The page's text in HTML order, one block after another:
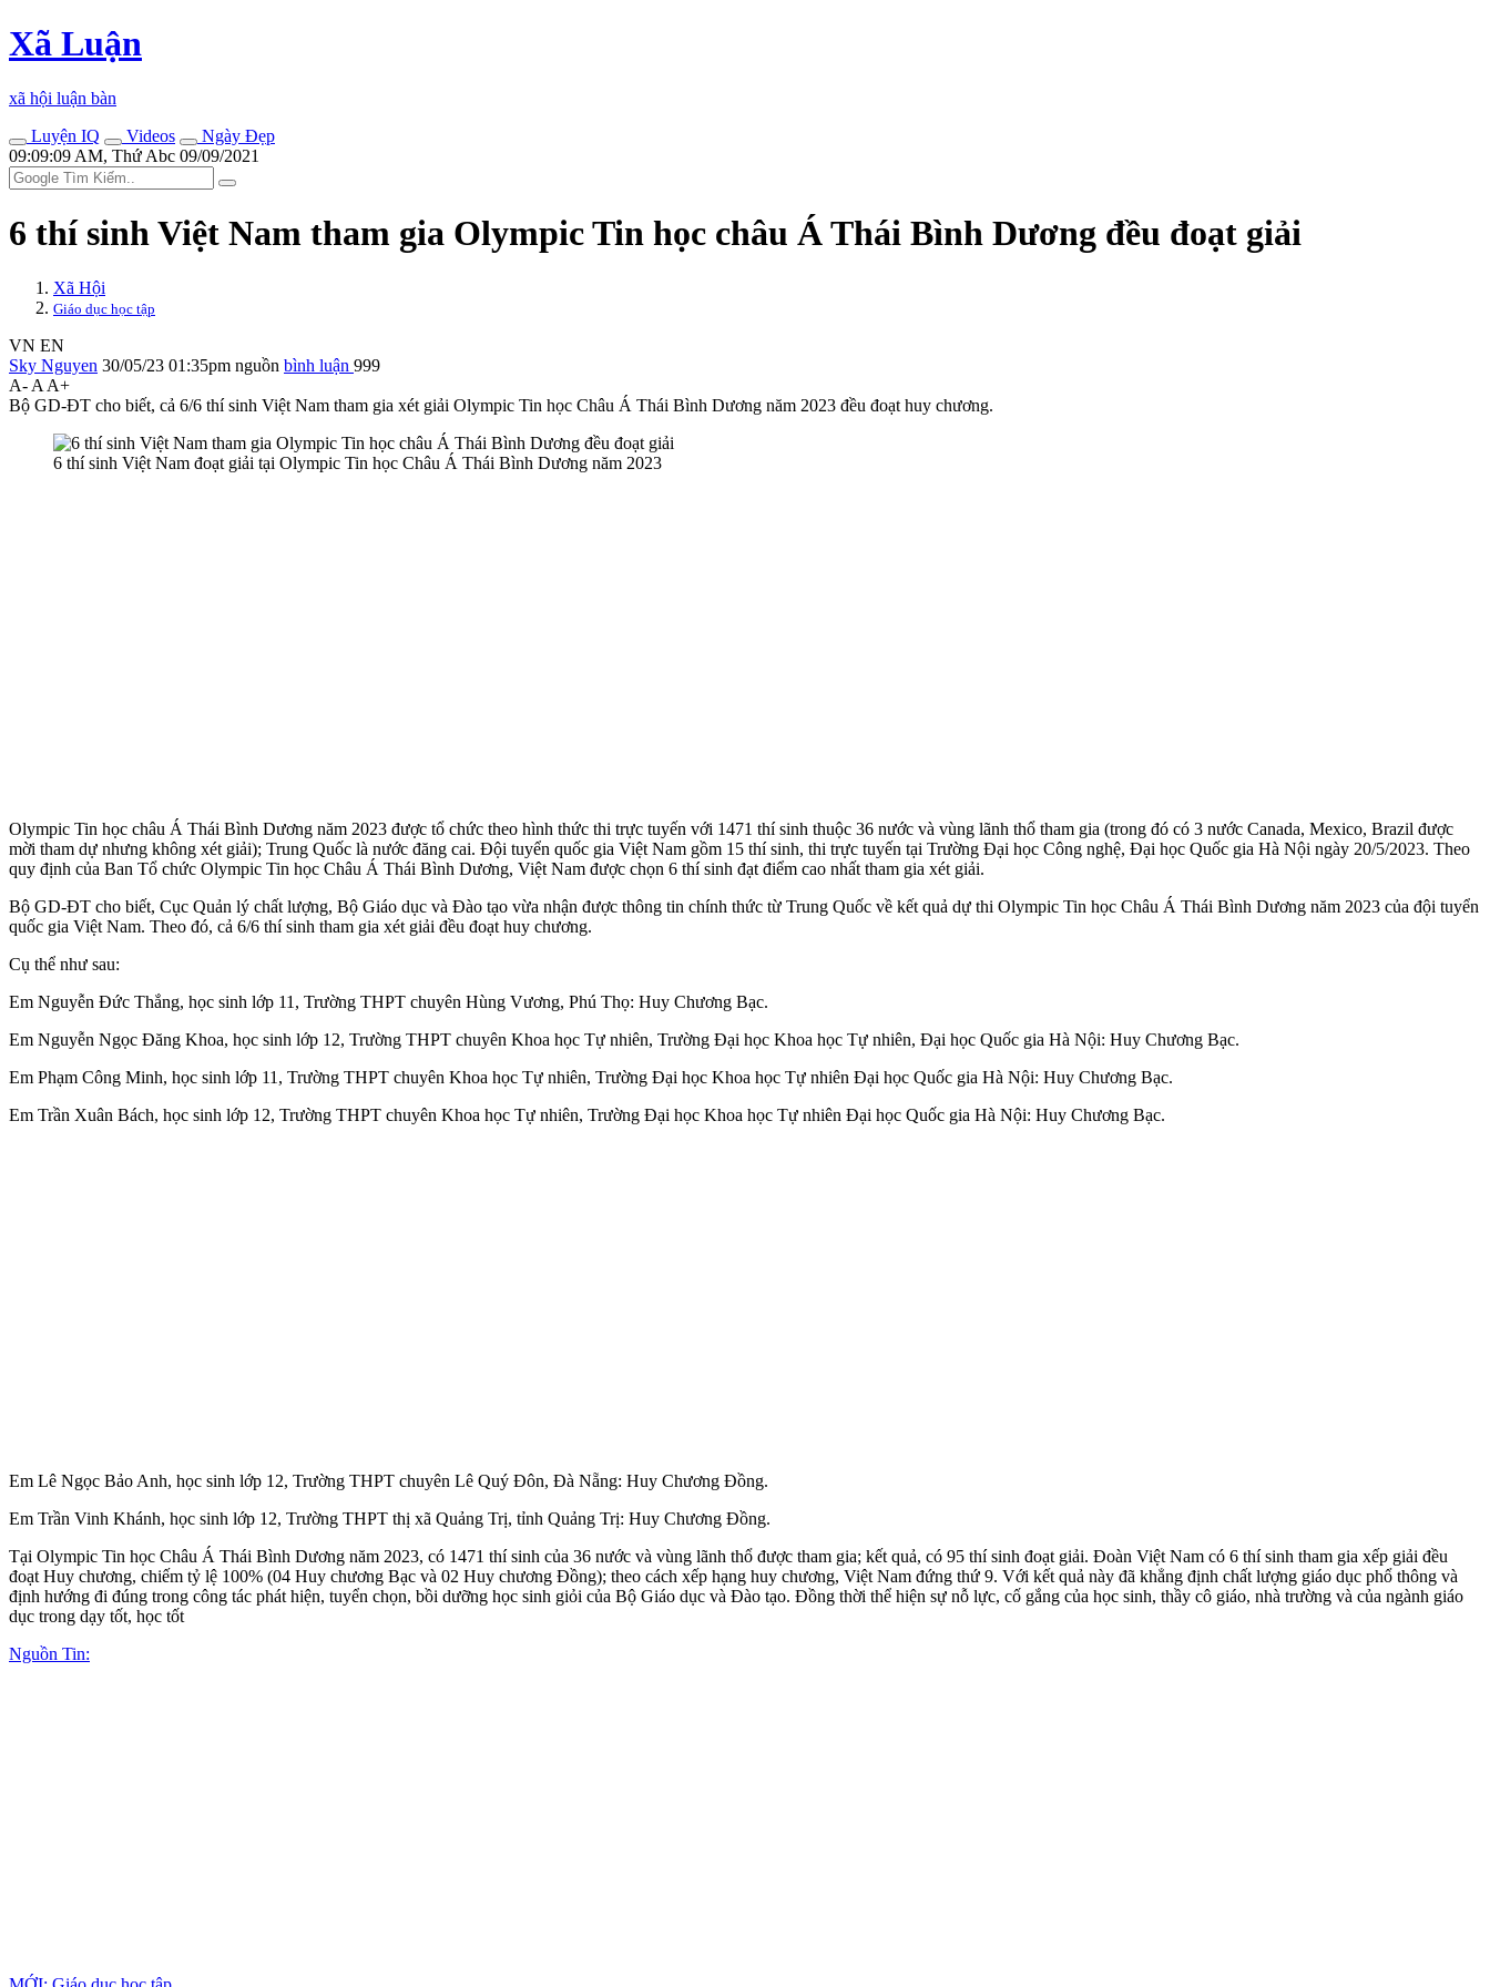
Xã Luận
xã hội luận bàn
Luyện IQ
Videos
Ngày Đẹp
09:09:09 AM, Thứ Abc 09/09/2021
6 thí sinh Việt Nam tham gia Olympic Tin học châu Á Thái Bình Dương đều đoạt giải
Xã Hội
Giáo dục học tập
VN EN
Sky Nguyen 30/05/23 01:35pm nguồn bình luận 999
A- A A+
Bộ GD-ĐT cho biết, cả 6/6 thí sinh Việt Nam tham gia xét giải Olympic Tin học Châu Á Thái Bình Dương năm 2023 đều đoạt huy chương.
6 thí sinh Việt Nam đoạt giải tại Olympic Tin học Châu Á Thái Bình Dương năm 2023
Olympic Tin học châu Á Thái Bình Dương năm 2023 được tổ chức theo hình thức thi trực tuyến với 1471 thí sinh thuộc 36 nước và vùng lãnh thổ tham gia (trong đó có 3 nước Canada, Mexico, Brazil được
mời tham dự nhưng không xét giải); Trung Quốc là nước đăng cai. Đội tuyển quốc gia Việt Nam gồm 15 thí sinh, thi trực tuyến tại Trường Đại học Công nghệ, Đại học Quốc gia Hà Nội ngày 20/5/2023. Theo
quy định của Ban Tổ chức Olympic Tin học Châu Á Thái Bình Dương, Việt Nam được chọn 6 thí sinh đạt điểm cao nhất tham gia xét giải.
Bộ GD-ĐT cho biết, Cục Quản lý chất lượng, Bộ Giáo dục và Đào tạo vừa nhận được thông tin chính thức từ Trung Quốc về kết quả dự thi Olympic Tin học Châu Á Thái Bình Dương năm 2023 của đội tuyển
quốc gia Việt Nam. Theo đó, cả 6/6 thí sinh tham gia xét giải đều đoạt huy chương.
Cụ thể như sau:
Em Nguyễn Đức Thắng, học sinh lớp 11, Trường THPT chuyên Hùng Vương, Phú Thọ: Huy Chương Bạc.
Em Nguyễn Ngọc Đăng Khoa, học sinh lớp 12, Trường THPT chuyên Khoa học Tự nhiên, Trường Đại học Khoa học Tự nhiên, Đại học Quốc gia Hà Nội: Huy Chương Bạc.
Em Phạm Công Minh, học sinh lớp 11, Trường THPT chuyên Khoa học Tự nhiên, Trường Đại học Khoa học Tự nhiên Đại học Quốc gia Hà Nội: Huy Chương Bạc.
Em Trần Xuân Bách, học sinh lớp 12, Trường THPT chuyên Khoa học Tự nhiên, Trường Đại học Khoa học Tự nhiên Đại học Quốc gia Hà Nội: Huy Chương Bạc.
Em Lê Ngọc Bảo Anh, học sinh lớp 12, Trường THPT chuyên Lê Quý Đôn, Đà Nẵng: Huy Chương Đồng.
Em Trần Vinh Khánh, học sinh lớp 12, Trường THPT thị xã Quảng Trị, tỉnh Quảng Trị: Huy Chương Đồng.
Tại Olympic Tin học Châu Á Thái Bình Dương năm 2023, có 1471 thí sinh của 36 nước và vùng lãnh thổ được tham gia; kết quả, có 95 thí sinh đoạt giải. Đoàn Việt Nam có 6 thí sinh tham gia xếp giải đều
đoạt Huy chương, chiếm tỷ lệ 100% (04 Huy chương Bạc và 02 Huy chương Đồng); theo cách xếp hạng huy chương, Việt Nam đứng thứ 9. Với kết quả này đã khẳng định chất lượng giáo dục phổ thông và
định hướng đi đúng trong công tác phát hiện, tuyển chọn, bồi dưỡng học sinh giỏi của Bộ Giáo dục và Đào tạo. Đồng thời thể hiện sự nỗ lực, cố gắng của học sinh, thầy cô giáo, nhà trường và của ngành giáo
dục trong dạy tốt, học tốt
Nguồn Tin: